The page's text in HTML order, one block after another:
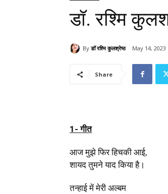
डॉ. रश्मि
By डॉ रश्मि कुलश्रेष्ठ May 14, 2023
Share
1- गीत
आज मुझे फिर हिचकी आई,
शायद तुमने याद किया है।
तन्हाई में मेरी अल्बम